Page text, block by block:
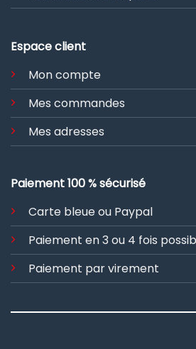
Espace client
Mon compte
Mes commandes
Mes adresses
Paiement 100 % sécurisé
Carte bleue ou Paypal
Paiement en 3 ou 4 fois
Paiement par virement